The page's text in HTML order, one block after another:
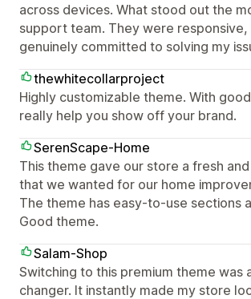
across devices. What stood out the
support team. They were responsive,
genuinely committed to solving my
thewhitecollarproject
Highly customizable theme. With
really help you show off your brand.
SerenScape-Home
This theme gave our store a fresh
that we wanted for our home
The theme has easy-to-use sections
Good theme.
Salam-Shop
Switching to this premium theme was
changer. It instantly made my store